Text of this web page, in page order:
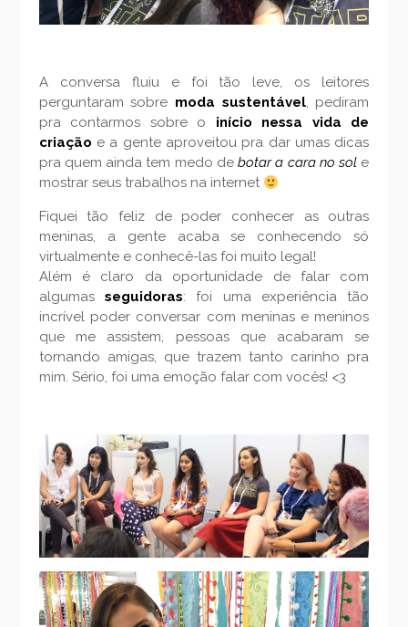
A conversa fluiu e foi tão leve, os leitores
perguntaram sobre moda sustentável, pediram
pra contarmos sobre o início nessa vida de
criação e a gente aproveitou pra dar umas dicas
pra quem ainda tem medo debotar a cara no sol e
mostrar seus trabalhos na internet
Fiquei tão feliz de poder conhecer as outras
meninas, a gente acaba se conhecendo só
virtualmente e conhecê-las foi muito legal!
Além é claro da oportunidade de falar com
algumas seguidoras: foi uma experiência tão
incrível poder conversar com meninas e meninos
que me assistem, pessoas que acabaram se
tornando amigas, que trazem tanto carinho pra
mim. Sério, foi uma emoção falar com vocês! <3